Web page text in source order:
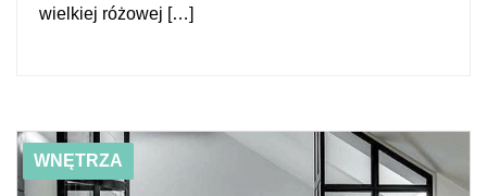
wielkiej różowej […]
6 pomysłów na drzwi ze szprosami we wnętrzach
01/14/2019
WNĘTRZA